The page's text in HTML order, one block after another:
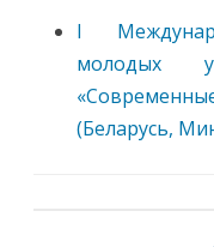
I
молодых
(Беларусь,